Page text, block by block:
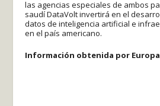
las agencias especiales de ambos
saudí DataVolt invertirá en el
datos de inteligencia artificial e
en el país americano.
Información obtenida por Europa